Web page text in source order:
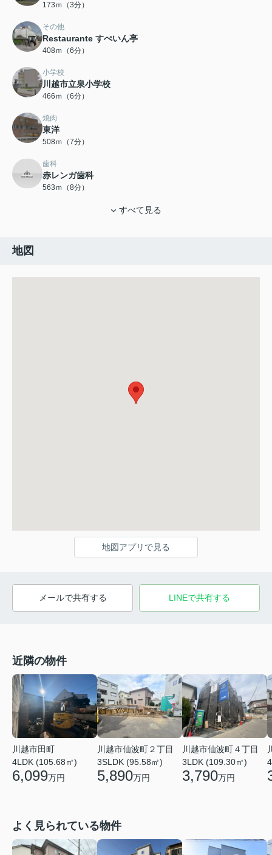
173ｍ（3分）
その他
Restaurante すぺいん亭
408ｍ（6分）
小学校
川越市立泉小学校
466ｍ（6分）
焼肉
東洋
508ｍ（7分）
歯科
赤レンガ歯科
563ｍ（8分）
すべて見る
地図
地図アプリで見る
メールで共有する LINEで共有する
近隣の物件
川越市田町
4LDK (105.68㎡)
6,099万円
川越市仙波町２丁目
3SLDK (95.58㎡)
5,890万円
川越市仙波町４丁目
3LDK (109.30㎡)
3,790万円
よく見られている物件